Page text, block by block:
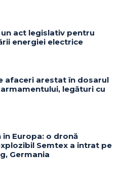
act legislativ pentru
energiei electrice
afaceri arestat în dosarul
legături cu
Europa: o dronă
Semtex a intrat pe
Germania